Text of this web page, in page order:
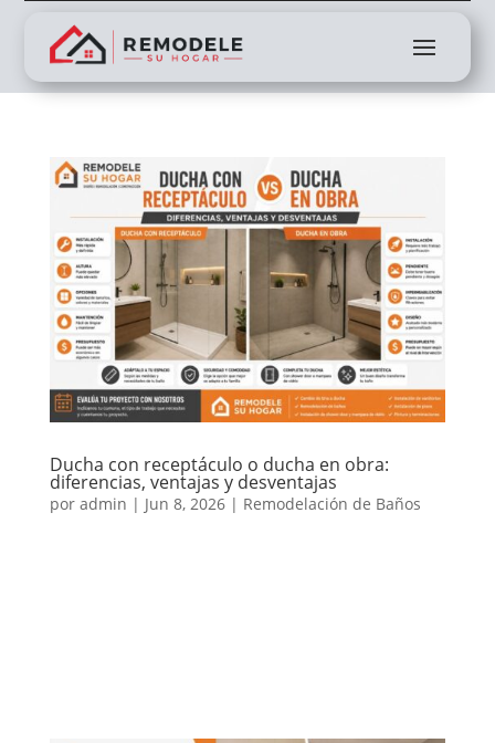
Ducha con receptáculo o ducha en obra:
diferencias, ventajas y desventajas
por admin | Jun 8, 2026| Remodelación de Baños